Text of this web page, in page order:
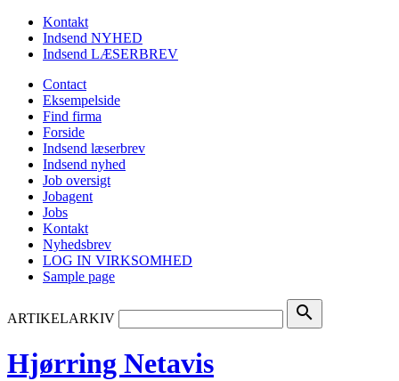
Kontakt
Indsend NYHED
Indsend LÆSERBREV
Contact
Eksempelside
Find firma
Forside
Indsend læserbrev
Indsend nyhed
Job oversigt
Jobagent
Jobs
Kontakt
Nyhedsbrev
LOG IN VIRKSOMHED
Sample page
ARTIKELARKIV search
Hjørring Netavis